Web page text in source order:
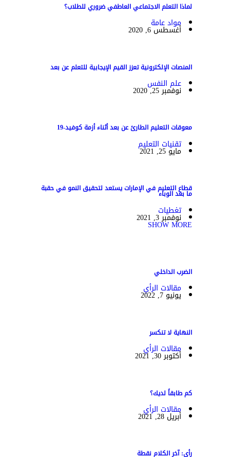
لماذا التعلم الاجتماعي العاطفي ضروري للطلاب؟
مواد عامة
أغسطس 6, 2020
المنصات الإلكترونية تعزز القيم الإيجابية للتعلم عن بعد
علم النفس
نوفمبر 25, 2020
معوقات التعليم الطارئ عن بعد أثناء أزمة كوفيد-19
تقنيات التعليم
مايو 25, 2021
قطاع التعليم في الإمارات يستعد لتحقيق النمو في حقبة
ما بعد الوباء
تغطيات
نوفمبر 3, 2021
SHOW MORE
الضرب الداخلي
مقالات الرأي
يونيو 7, 2022
النهاية لا تنكسر
مقالات الرأي
أكتوبر 30, 2021
كم طابقاً لديك؟
مقالات الرأي
أبريل 28, 2021
رأي: آخر الكلام نقطة